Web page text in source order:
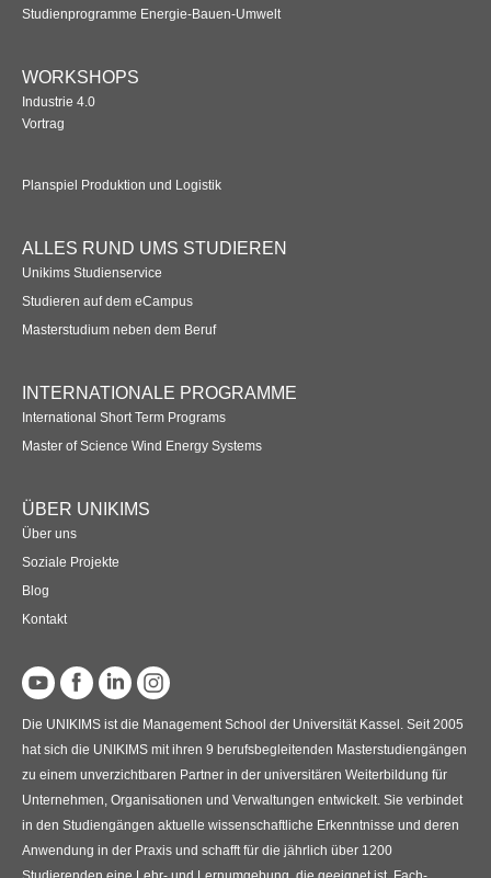
Studienprogramme Energie-Bauen-Umwelt
WORKSHOPS
Industrie 4.0
Vortrag
Planspiel Produktion und Logistik
ALLES RUND UMS STUDIEREN
Unikims Studienservice
Studieren auf dem eCampus
Masterstudium neben dem Beruf
INTERNATIONALE PROGRAMME
International Short Term Programs
Master of Science Wind Energy Systems
ÜBER UNIKIMS
Über uns
Soziale Projekte
Blog
Kontakt
Die UNIKIMS ist die Management School der Universität Kassel. Seit 2005
hat sich die UNIKIMS mit ihren 9 berufsbegleitenden Masterstudiengängen
zu einem unverzichtbaren Partner in der universitären Weiterbildung für
Unternehmen, Organisationen und Verwaltungen entwickelt. Sie verbindet
in den Studiengängen aktuelle wissenschaftliche Erkenntnisse und deren
Anwendung in der Praxis und schafft für die jährlich über 1200